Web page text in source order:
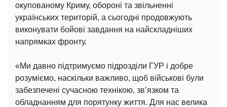
окупованому Криму, обороні та звільненні
українських територій, а сьогодні продовжують
виконувати бойові завдання на найскладніших
напрямках фронту.
«Ми давно підтримуємо підрозділи ГУР і добре
розуміємо, наскільки важливо, щоб військові були
забезпечені сучасною технікою, зв’язком та
обладнанням для порятунку життя. Для нас велика